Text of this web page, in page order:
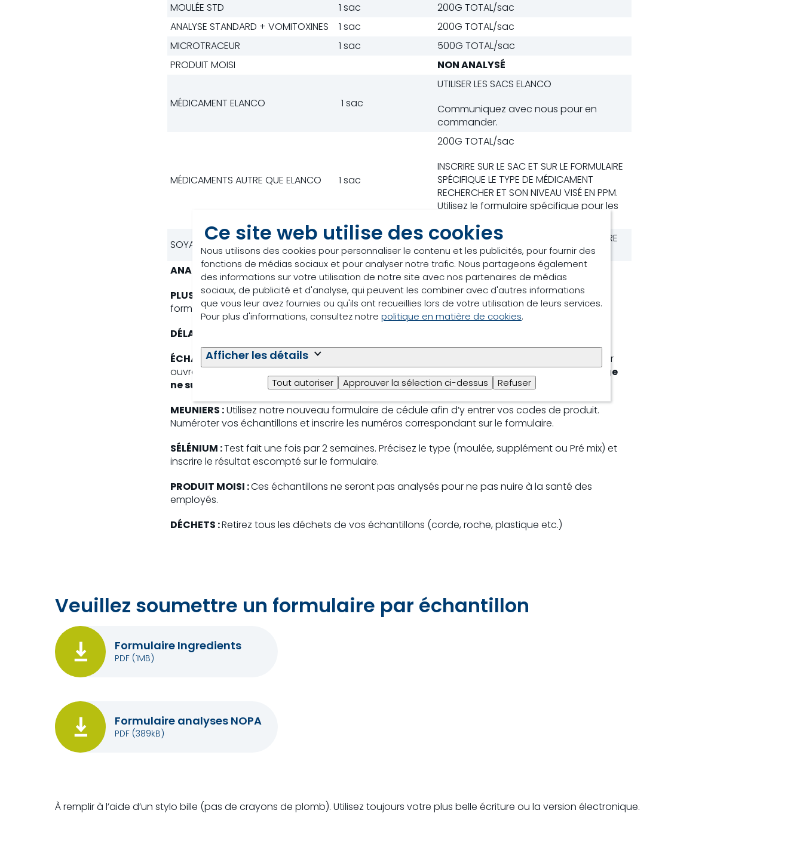
Ce site web utilise des cookies
Nous utilisons des cookies pour personnaliser le contenu et les publicités, pour fournir des
fonctions de médias sociaux et pour analyser notre trafic. Nous partageons également
des informations sur votre utilisation de notre site avec nos partenaires de médias
sociaux, de publicité et d'analyse, qui peuvent les combiner avec d'autres informations
que vous leur avez fournies ou qu'ils ont recueillies lors de votre utilisation de leurs services.
Pour plus d'informations, consultez notre politique en matière de cookies.
Afficher les détails
Tout autoriser Approuver la sélection ci-dessus Refuser
MOULÉE STD
1 sac
200G TOTAL/sac
ANALYSE STANDARD + VOMITOXINES
1 sac
200G TOTAL/sac
MICROTRACEUR
1 sac
500G TOTAL/sac
PRODUIT MOISI
NON ANALYSÉ
MÉDICAMENT ELANCO 1 sac
UTILISER LES SACS ELANCO
Communiquez avec nous pour en
commander.
MÉDICAMENTS AUTRE QUE ELANCO 1 sac
200G TOTAL/sac
INSCRIRE SUR LE SAC ET SUR LE FORMULAIRE
SPÉCIFIQUE LE TYPE DE MÉDICAMENT
RECHERCHER ET SON NIVEAU VISÉ EN PPM.
Utilisez le formulaire spécifique pour les
SOYA NOPA
200G TOTAL/SAC UTILISER LE FORMULAIRE
SPÉCIFIQUE
ANALYSES RÉGULIÈRES :Envoyer un échantillon avec son formulaire.
PLUSIEURS ÉCHANTILLONS : Numéroter les sacs et inscrire les numéros correspondant sur le
formulaire.
DÉLAIS :
ÉCHANTILLONS URGENT :s’il est reçu après 11h.am, il est considéré comme reçu en date du jour
ouvrable suivant. Seuls les formulaires cochés URGENT seront faits avec ce mode. Un sac rouge
ne suffit pas.
MEUNIERS :Utilisez notre nouveau formulaire de cédule afin d’y entrer vos codes de produit.
Numéroter vos échantillons et inscrire les numéros correspondant sur le formulaire.
SÉLÉNIUM :Test fait une fois par 2 semaines. Précisez le type (moulée, supplément ou Pré mix) et
inscrire le résultat escompté sur le formulaire.
PRODUIT MOISI :Ces échantillons ne seront pas analysés pour ne pas nuire à la santé des
employés.
DÉCHETS :Retirez tous les déchets de vos échantillons (corde, roche, plastique etc.)
Veuillez soumettre un formulaire par échantillon
Formulaire Ingredients
PDF (1MB)
Formulaire analyses NOPA
PDF (389kB)
À remplir à l’aide d’un stylo bille (pas de crayons de plomb). Utilisez toujours votre plus belle écriture ou la version électronique.